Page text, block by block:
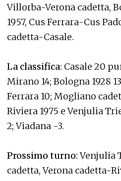
Villorba-Verona cadetta,
1957, Cus Ferrara-Cus
cadetta-Casale.
La classifica: Casale 20
Mirano 14; Bologna 1928
Ferrara 10; Mogliano
Riviera 1975 e Venjulia
2; Viadana -3.
Prossimo turno:Venjulia
cadetta, Verona cadetta-